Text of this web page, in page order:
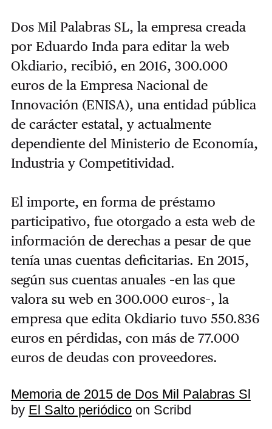
Dos Mil Palabras SL, la empresa creada
por Eduardo Inda para editar la web
Okdiario, recibió, en 2016, 300.000
euros de la Empresa Nacional de
Innovación (ENISA), una entidad pública
de carácter estatal, y actualmente
dependiente del Ministerio de Economía,
Industria y Competitividad.
El importe, en forma de préstamo
participativo, fue otorgado a esta web de
información de derechas a pesar de que
tenía unas cuentas deficitarias. En 2015,
según sus cuentas anuales –en las que
valora su web en 300.000 euros–, la
empresa que edita Okdiario tuvo 550.836
euros en pérdidas, con más de 77.000
euros de deudas con proveedores.
Memoria de 2015 de Dos Mil Palabras Sl
by El Salto periódicoon Scribd